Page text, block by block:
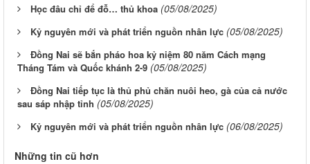
Học đâu chỉ để đỗ… thủ khoa (05/08/2025)
Kỷ nguyên mới và phát triển nguồn nhân lực (05/08/2025)
Đồng Nai sẽ bắn pháo hoa kỷ niệm 80 năm Cách mạng
Tháng Tám và Quốc khánh 2-9 (05/08/2025)
Đồng Nai tiếp tục là thủ phủ chăn nuôi heo, gà của cả nước
sau sáp nhập tỉnh (05/08/2025)
Kỷ nguyên mới và phát triển nguồn nhân lực (06/08/2025)
Những tin cũ hơn